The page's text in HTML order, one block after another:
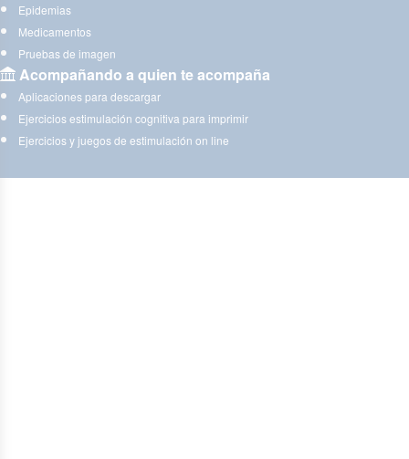
Epidemias
Medicamentos
Pruebas de imagen
Acompañando a quien te acompaña
Aplicaciones para descargar
Ejercicios estimulación cognitiva para imprimir
Ejercicios y juegos de estimulación on line